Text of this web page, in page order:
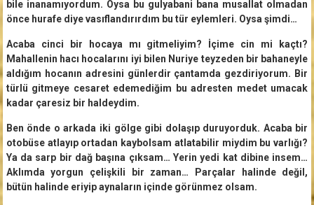
bile inanamıyordum. Oysa bu gulyabani bana musallat olmadan
önce hurafe diye vasıflandırırdım bu tür eylemleri. Oysa şimdi…
Acaba cinci bir hocaya mı gitmeliyim? İçime cin mi kaçtı?
Mahallenin hacı hocalarını iyi bilen Nuriye teyzeden bir bahaneyle
aldığım hocanın adresini günlerdir çantamda gezdiriyorum. Bir
türlü gitmeye cesaret edemediğim bu adresten medet umacak
kadar çaresiz bir haldeydim.
Ben önde o arkada iki gölge gibi dolaşıp duruyorduk. Acaba bir
otobüse atlayıp ortadan kaybolsam atlatabilir miydim bu varlığı?
Ya da sarp bir dağ başına çıksam… Yerin yedi kat dibine insem…
Aklımda yorgun çelişkili bir zaman… Parçalar halinde değil,
bütün halinde eriyip aynaların içinde görünmez olsam.